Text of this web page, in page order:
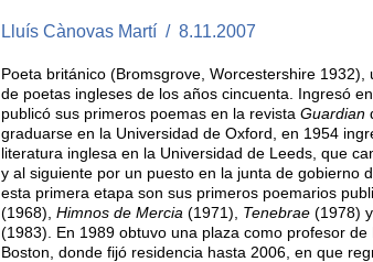
Lluís Cànovas Martí / 8.11.2007
Poeta británico (Bromsgrove, Worcestershire
de poetas ingleses de los años cincuenta. Ingresó
publicó sus primeros poemas en la revista Guardian
graduarse en la Universidad de Oxford, en 1954
literatura inglesa en la Universidad de Leeds, que
y al siguiente por un puesto en la junta de gobierno
esta primera etapa son sus primeros poemarios
(1968), Himnos de Mercia (1971), Tenebrae (1978) y
(1983). En 1989 obtuvo una plaza como profesor
Boston, donde fijó residencia hasta 2006, en que